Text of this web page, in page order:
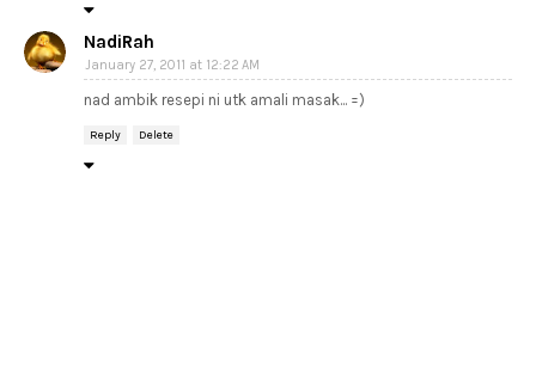
NadiRah
January 27, 2011 at 12:22 AM
nad ambik resepi ni utk amali masak... =)
Reply Delete